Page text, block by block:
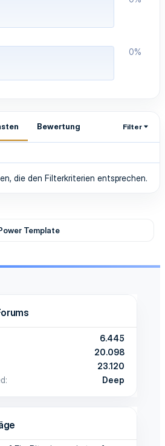
0%
Bewertung Filter
die den Filterkriterien entsprechen.
Template
6.445
20.098
23.120
Deep